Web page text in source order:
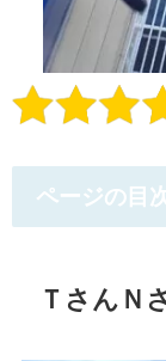
ページの目
ＴさんＮ